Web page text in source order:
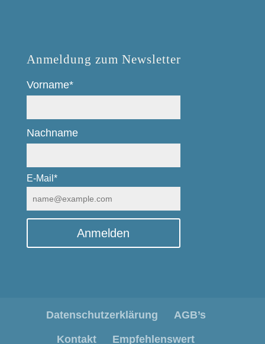
Anmeldung zum Newsletter
Vorname*
Nachname
E-Mail*
Anmelden
Datenschutzerklärung AGB’s
Kontakt Empfehlenswert